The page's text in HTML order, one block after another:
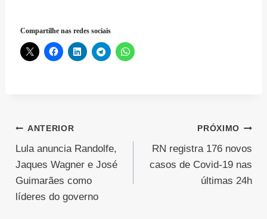
Compartilhe nas redes sociais
Navegação
de
Post
ANTERIOR
Lula anuncia Randolfe,
Jaques Wagner e José
Guimarães como
líderes do governo
PRÓXIMO
RN registra 176 novos
casos de Covid-19 nas
últimas 24h